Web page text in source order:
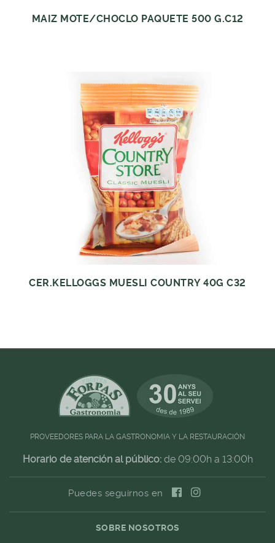
MAIZ MOTE/CHOCLO PAQUETE 500 G.C12
CER.KELLOGGS MUESLI COUNTRY 40G C32
PROVEEDORES PARA LA GASTRONOMIA Y LA RESTAURACIÓN
Horario de atención al público:de 09:00h a 13:00h
Puedes seguirnos en
SOBRE NOSOTROS